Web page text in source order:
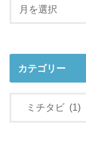
カテゴリー